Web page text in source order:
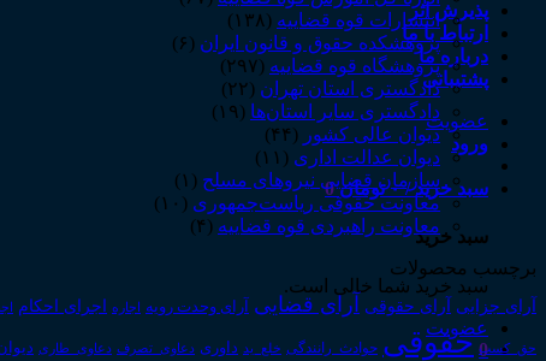
پذیرش اثر
ارتباط با ما
درباره ما
پشتیبانی
عضویت
ورود
سبد خرید /۰ تومان 0
سبد خرید
سبد خرید شما خالی است.
عضویت
0
انتشارات قوه قضاییه (۱۳۸)
پژوهشکده حقوق و قانون ایران (۶)
پژوهشگاه قوه قضاییه (۲۹۷)
دادگستری استان تهران (۲۲)
دادگستری سایر استان‌ها (۱۹)
دیوان عالی کشور (۴۴)
دیوان عدالت اداری (۱۱)
سازمان قضایی نیروهای مسلح (۱)
معاونت حقوقی ریاست‌جمهوری (۱۰)
معاونت راهبردی قوه قضاییه (۴)
برچسب محصولات
آرای جزایی آرای حقوقی آرای قضایی آرای وحدت رویه اجاره اجرای احکام
حق_کسب حقوقی حوادث_رانندگی خلع_ید داوری دعاوی_تصرف دعاوی_طاری